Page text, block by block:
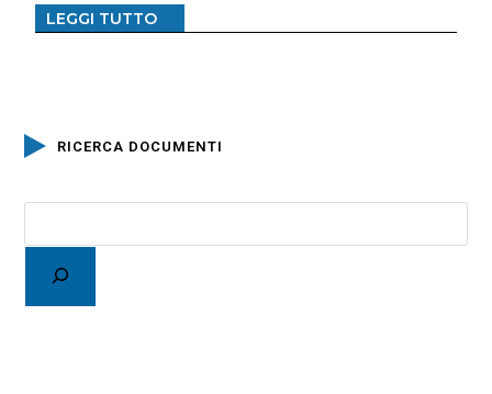
LEGGI TUTTO
RICERCA DOCUMENTI